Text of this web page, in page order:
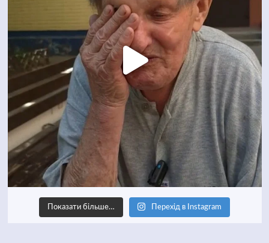
Показати більше… Перехід в Instagram